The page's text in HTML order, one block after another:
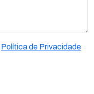
Política de Privacidade